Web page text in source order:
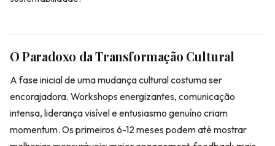
O Paradoxo da Transformação Cultural
A fase inicial de uma mudança cultural costuma ser
encorajadora. Workshops energizantes, comunicação
intensa, liderança visível e entusiasmo genuíno criam
momentum. Os primeiros 6-12 meses podem até mostrar